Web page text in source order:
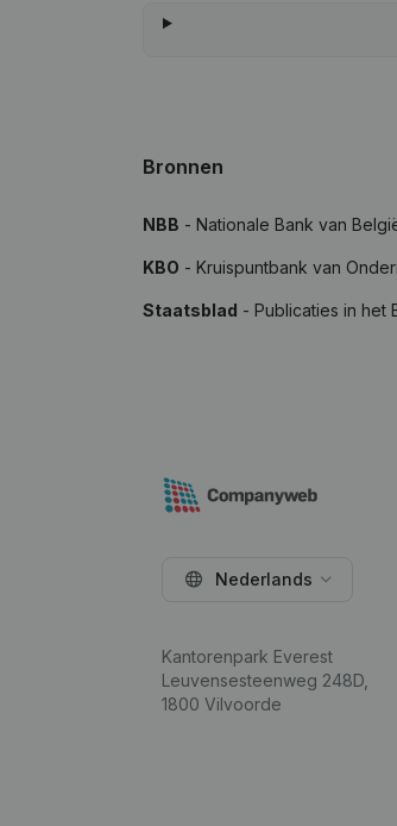
Bronnen
NBB - Nationale Bank van
KBO - Kruispuntbank van
Staatsblad - Publicaties in het
Nederlands
Kantorenpark Everest
Leuvensesteenweg 248D,
1800 Vilvoorde